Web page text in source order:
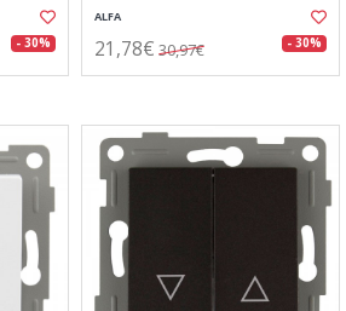
- 30%
ALFA
21,78€ 30,97€ - 30%